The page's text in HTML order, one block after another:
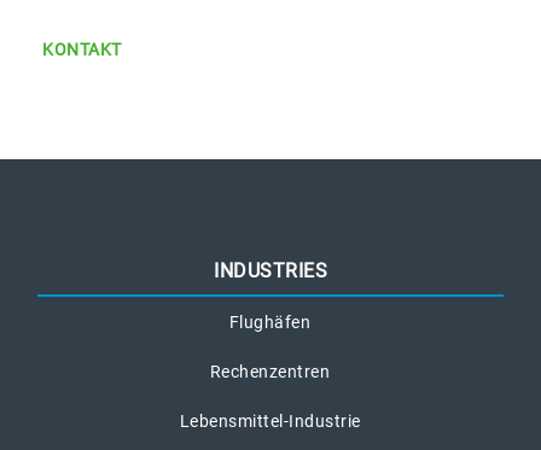
KONTAKT
INDUSTRIES
Flughäfen
Rechenzentren
Lebensmittel-Industrie